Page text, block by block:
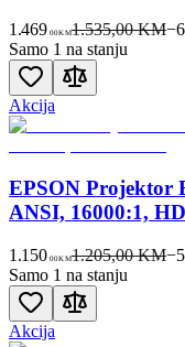
1.469 00KM1.535,00 KM−
Samo 1 na stanju
Akcija
EPSON Projektor
ANSI, 16000:1,
1.150 00KM1.205,00 KM−
Samo 1 na stanju
Akcija